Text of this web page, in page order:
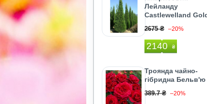
Лейланду
Castlewelland
2675 ₴ –20%
2140 ₴
Троянда чайно-
гібридна Бельв'ю
389.7 ₴ –20%